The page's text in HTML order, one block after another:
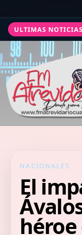
ULTIMAS NOTICIAS
River: el
NACIONALES
El
héroe